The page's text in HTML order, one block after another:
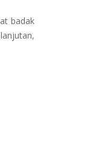
badak